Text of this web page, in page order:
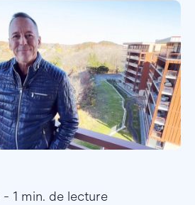
1 min. de lecture